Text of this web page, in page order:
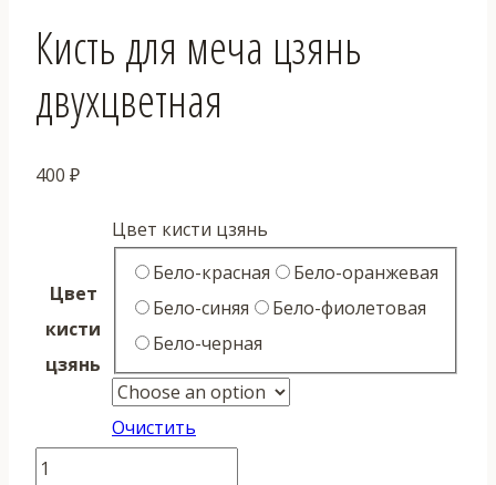
Кисть для меча цзянь
двухцветная
400 ₽
Цвет
кисти
цзянь
Цвет кисти цзянь
Бело-красная
Бело-оранжевая
Бело-синяя
Бело-фиолетовая
Бело-черная
Очистить
Количество